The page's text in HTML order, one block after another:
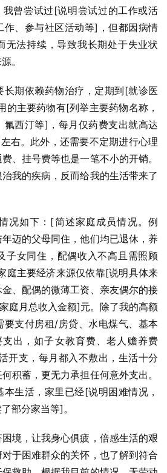
曾尝试过[说明尝试过的工作或活
作、参与社区活动等]，但都因病情
无法持续，导致我长期处于失业状
。
长期依赖药物治疗，定期到[就诊医
的主要药物有[列举主要药物名称，
氟西汀等]，每月仅药费支出就高达
右。此外，还需要不定期进行心理
、挂号费等也是一笔不小的开销。
我的疾病，反而给我的生活带来了
况如下：[简述家庭成员情况。例
迈的父母同住，他们均已退休，养
子女同住，配偶收入不高且需照顾
庭主要经济来源仅依靠[说明具体来
、配偶的微薄工资、亲友偶尔的接
庭月总收入金额]元。除了我的高额
要支付房租/房贷、水电煤气、基本
出，如子女教育费、老人赡养费
开支，每月都入不敷出，生活十分
积蓄，更无力承担任何意外支出。
生活，家里已经[说明困难情况，
部分家当等]。
境，让我身心俱疲，倍感生活的艰
于困难群众的关怀，也了解到符合